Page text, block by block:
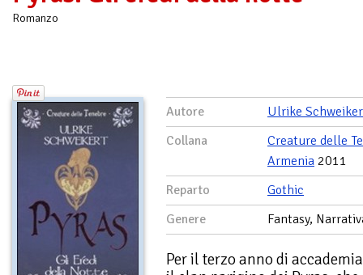
Romanzo
Autore
Ulrike
Collana
Creature delle
Armenia 2011
Reparto
Gothic
Genere
Fantasy,
Per il terzo anno di